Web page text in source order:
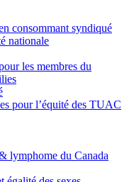
consommant syndiqué
nationale
les membres du
pour l’équité des TUAC
lymphome du Canada